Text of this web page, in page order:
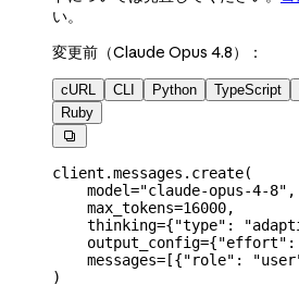
い。
変更前（Claude Opus 4.8）：
cURL CLI Python TypeScript
Ruby

client.messages.create(
    model
="claude-opus-4-8" ,
    max_tokens
=16000,
    thinking
={"type" :
    output_config
={"effort" :
    messages
= [{"role" :
)